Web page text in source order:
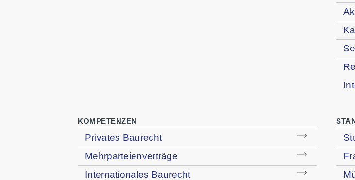
KOMPETENZEN
Privates Baurecht
Mehrparteienverträge
Internationales Baurecht